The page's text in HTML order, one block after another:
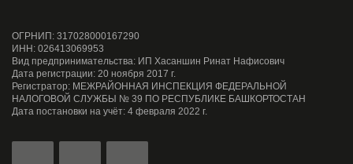
ОГРНИП: 317028000167290
ИНН: 026413069953
Вид предпринимательства: ИП Хасаншин Ринат Нафисович
Дата регистрации: 20 ноября 2017 г.
Регистратор: МЕЖРАЙОННАЯ ИНСПЕКЦИЯ ФЕДЕРАЛЬНОЙ
НАЛОГОВОЙ СЛУЖБЫ № 39 ПО РЕСПУБЛИКЕ БАШКОРТОСТАН
Дата постановки на учёт: 4 февраля 2022 г.